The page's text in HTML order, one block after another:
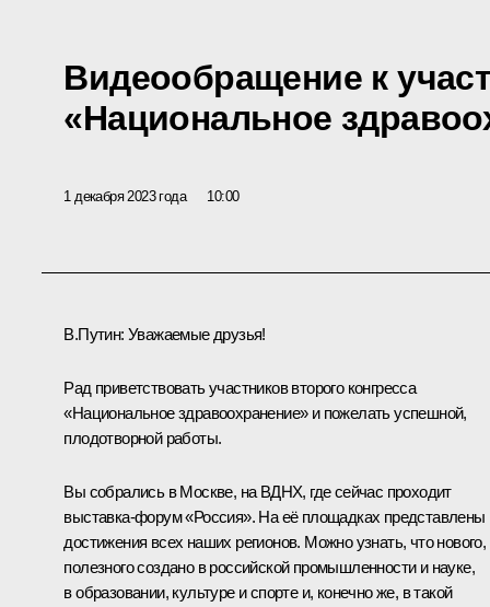
Видеообращение к
«Национальное
1 декабря 2023 года 10:00
В.Путин: Уважаемые друзья!
Рад приветствовать участников второго конгресса
«Национальное здравоохранение» и пожелать успешной,
плодотворной работы.
Вы собрались в Москве, на ВДНХ, где сейчас проходит
выставка-форум «Россия». На её площадках представлены
достижения всех наших регионов. Можно узнать, что нового,
полезного создано в российской промышленности и науке,
в образовании, культуре и спорте и, конечно же, в такой